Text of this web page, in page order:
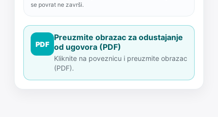
se povrat ne završi.
PDF
Preuzmite obrazac za odustajanje
od ugovora (PDF)
Kliknite na poveznicu i preuzmite obrazac
(PDF).